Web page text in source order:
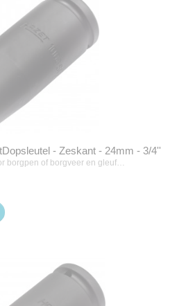
- Zeskant - 24mm - 3/4''
borgpen of borgveer en gleuf…